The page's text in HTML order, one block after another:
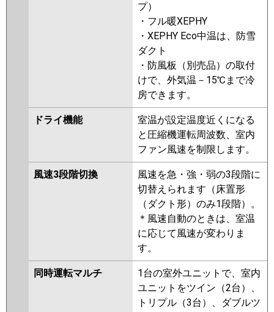
プ）
・フル暖XEPHY
・XEPHY Eco中温は、防雪
ダクト
・防風板（別売品）の取付
けで、外気温－15℃まで冷
房できます。
ドライ機能
室温が設定温度近くになる
と圧縮機運転周波数、室内
ファン風速を制限します。
風速3段階切換
風速を急・強・弱の3段階に
切替えられます（床置形
（ダクト形）のみ1段階）。
＊風速自動のときは、室温
に応じて風速が変わりま
す。
同時運転マルチ
1台の室外ユニットで、室内
ユニットをツイン（2台）、
トリプル（3台）、ダブルツ